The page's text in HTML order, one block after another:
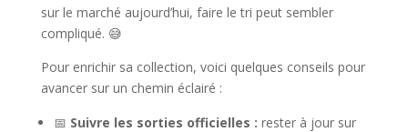
sur le marché aujourd’hui, faire le tri peut sembler
compliqué. 😅
Pour enrichir sa collection, voici quelques conseils pour
avancer sur un chemin éclairé :
📅 Suivre les sorties officielles : rester à jour sur